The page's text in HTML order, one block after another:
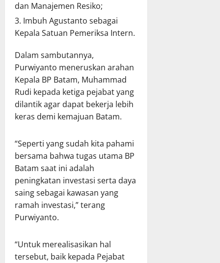
dan Manajemen Resiko;
Imbuh Agustanto sebagai
Kepala Satuan Pemeriksa Intern.
Dalam sambutannya,
Purwiyanto meneruskan arahan
Kepala BP Batam, Muhammad
Rudi kepada ketiga pejabat yang
dilantik agar dapat bekerja lebih
keras demi kemajuan Batam.
“Seperti yang sudah kita pahami
bersama bahwa tugas utama BP
Batam saat ini adalah
peningkatan investasi serta daya
saing sebagai kawasan yang
ramah investasi,” terang
Purwiyanto.
“Untuk merealisasikan hal
tersebut, baik kepada Pejabat